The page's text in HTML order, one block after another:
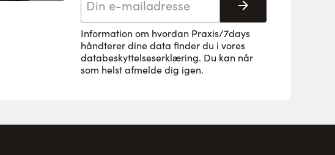
Tilmeld her
Information om hvordan Praxis/7days
håndterer dine data finder du i vores
databeskyttelseserklæring. Du kan når
som helst afmelde dig igen.